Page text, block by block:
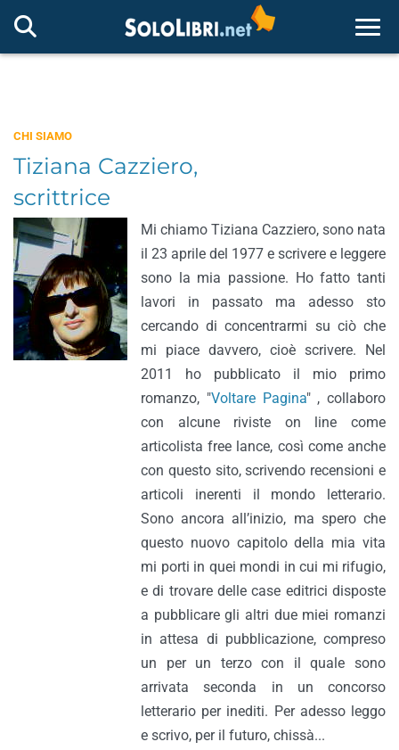
CHI SIAMO
Tiziana Cazziero,
scrittrice
Mi chiamo Tiziana Cazziero, sono nata
il 23 aprile del 1977 e scrivere e leggere
sono la mia passione. Ho fatto tanti
lavori in passato ma adesso sto
cercando di concentrarmi su ciò che
mi piace davvero, cioè scrivere. Nel
2011 ho pubblicato il mio primo
romanzo, "Voltare Pagina" , collaboro
con alcune riviste on line come
articolista free lance, così come anche
con questo sito, scrivendo recensioni e
articoli inerenti il mondo letterario.
Sono ancora all’inizio, ma spero che
questo nuovo capitolo della mia vita
mi porti in quei mondi in cui mi rifugio,
e di trovare delle case editrici disposte
a pubblicare gli altri due miei romanzi
in attesa di pubblicazione, compreso
un per un terzo con il quale sono
arrivata seconda in un concorso
letterario per inediti. Per adesso leggo
e scrivo, per il futuro, chissà...